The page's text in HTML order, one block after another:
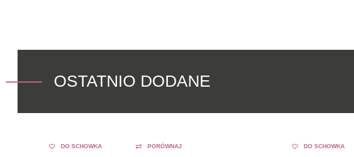
OSTATNIO DODANE
DO SCHOWKA PORÓWNAJ DO SCHOWKA